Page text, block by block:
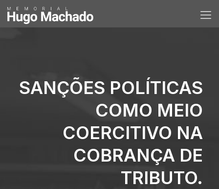
SANÇÕES POLÍTICAS
COMO MEIO
COERCITIVO NA
COBRANÇA DE
TRIBUTO.